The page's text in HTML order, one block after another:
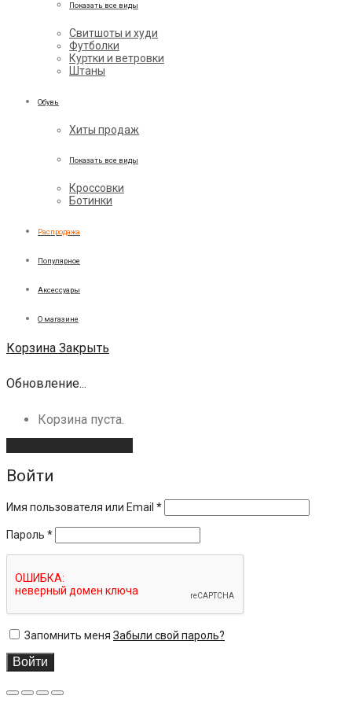
Показать все виды
Свитшоты и худи
Футболки
Куртки и ветровки
Штаны
Обувь
Хиты продаж
Показать все виды
Кроссовки
Ботинки
Распродажа
Популярное
Аксессуары
О магазине
Корзина Закрыть
Обновление...
Корзина пуста.
Войти
Имя пользователя или Email *
Пароль *
Запомнить меня Забыли свой пароль?
Войти